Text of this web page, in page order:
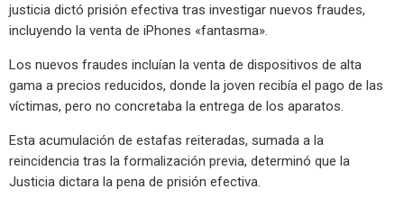
justicia dictó prisión efectiva tras investigar nuevos fraudes,
incluyendo la venta de iPhones «fantasma».
Los nuevos fraudes incluían la venta de dispositivos de alta
gama a precios reducidos, donde la joven recibía el pago de las
víctimas, pero no concretaba la entrega de los aparatos.
Esta acumulación de estafas reiteradas, sumada a la
reincidencia tras la formalización previa, determinó que la
Justicia dictara la pena de prisión efectiva.